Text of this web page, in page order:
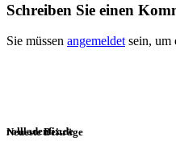
Schreiben Sie einen
Sie müssen angemeldet sein, um
Neueste Beiträge
rollladenfix.de